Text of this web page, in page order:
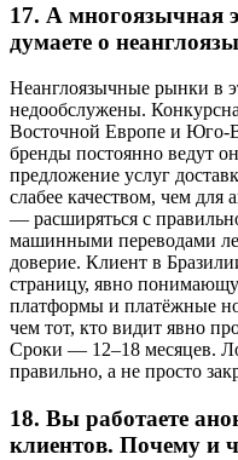
17. А многоязычная
думаете о
Неанглоязычные рынки в
недообслужены.
Восточной Европе и
бренды постоянно ведут
предложение услуг
слабее качеством, чем
— расширяться с
машинными переводами
доверие. Клиент в
страницу, явно
платформы и платёжные
чем тот, кто видит явно
Сроки — 12–18 месяцев.
правильно, а не просто
18. Вы работаете
клиентов. Почему и